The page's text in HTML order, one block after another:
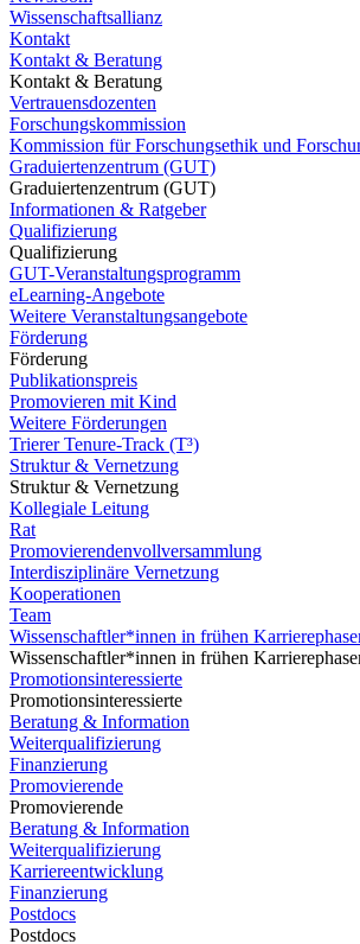
Wissenschaftsallianz
Kontakt
Kontakt & Beratung
Kontakt & Beratung
Vertrauensdozenten
Forschungskommission
Kommission für Forschungsethik und
Graduiertenzentrum (GUT)
Graduiertenzentrum (GUT)
Informationen & Ratgeber
Qualifizierung
Qualifizierung
GUT-Veranstaltungsprogramm
eLearning-Angebote
Weitere Veranstaltungsangebote
Förderung
Förderung
Publikationspreis
Promovieren mit Kind
Weitere Förderungen
Trierer Tenure-Track (T³)
Struktur & Vernetzung
Struktur & Vernetzung
Kollegiale Leitung
Rat
Promovierendenvollversammlung
Interdisziplinäre Vernetzung
Kooperationen
Team
Wissenschaftler*innen in frühen
Wissenschaftler*innen in frühen
Promotionsinteressierte
Promotionsinteressierte
Beratung & Information
Weiterqualifizierung
Finanzierung
Promovierende
Promovierende
Beratung & Information
Weiterqualifizierung
Karriereentwicklung
Finanzierung
Postdocs
Postdocs